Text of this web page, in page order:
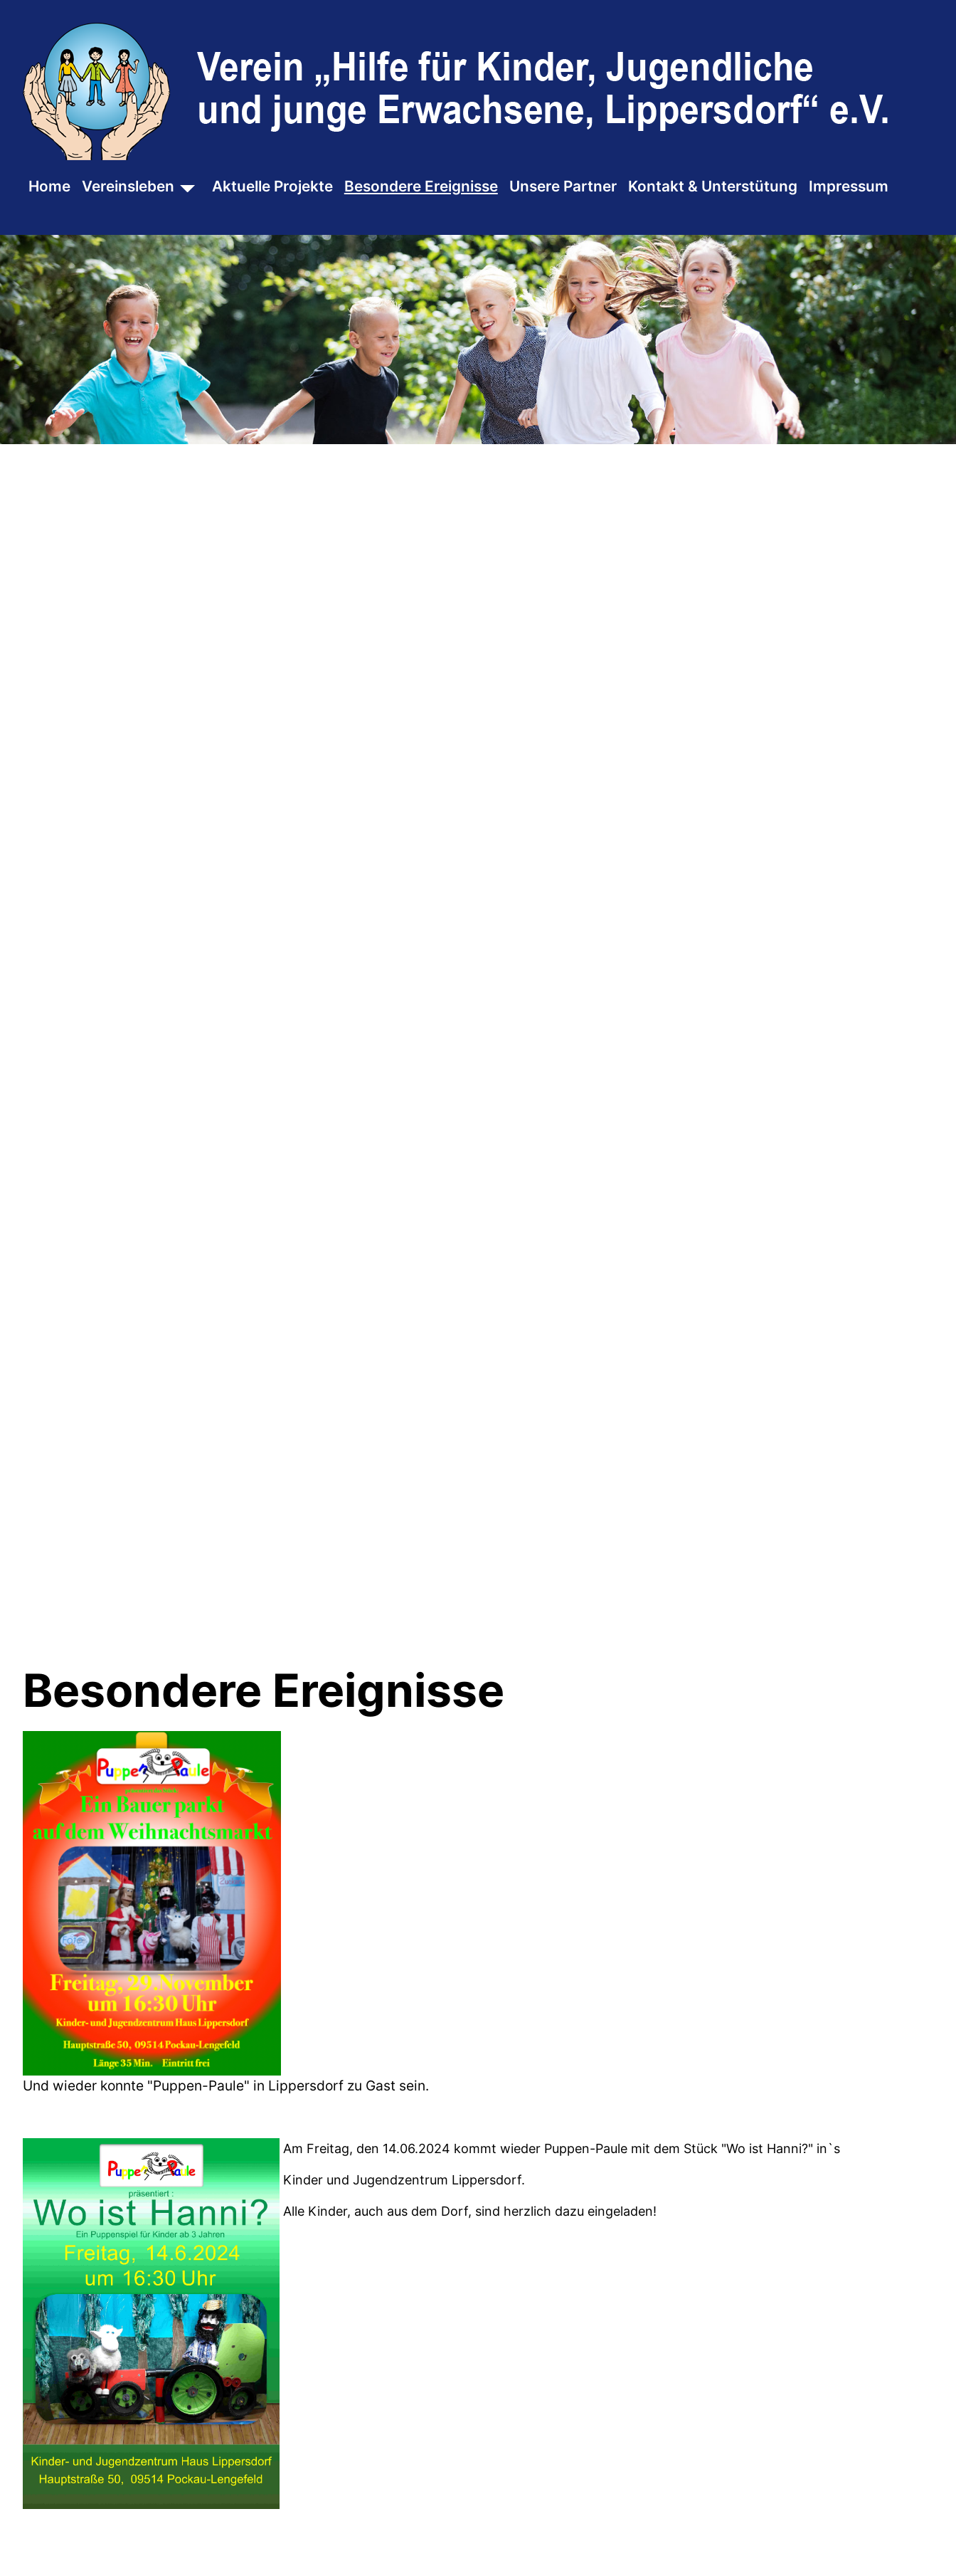
SKIP TO MAIN CONTENT
Home Vereinsleben Aktuelle Projekte Besondere Ereignisse Unsere Partner Kontakt & Unterstütung Impressum
Besondere Ereignisse
Und wieder konnte "Puppen-Paule" in Lippersdorf zu Gast sein.
Am Freitag, den 14.06.2024 kommt wieder Puppen-Paule mit dem Stück "Wo ist Hanni?" in`s
Kinder und Jugendzentrum Lippersdorf.
Alle Kinder, auch aus dem Dorf, sind herzlich dazu eingeladen!